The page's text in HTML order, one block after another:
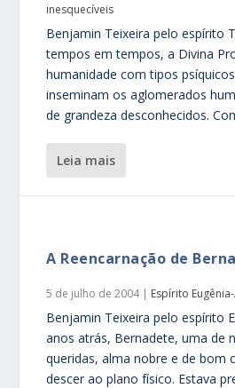
inesquecíveis
Benjamin Teixeira pelo espírito
tempos em tempos, a Divina
humanidade com tipos
inseminam os aglomerados
de grandeza desconhecidos.
leia mais
A Reencarnação de
5 de julho de 2004| Espírito
Benjamin Teixeira pelo espírito
anos atrás, Bernadete, uma de
queridas, alma nobre e de bom
descer ao plano físico. Estava